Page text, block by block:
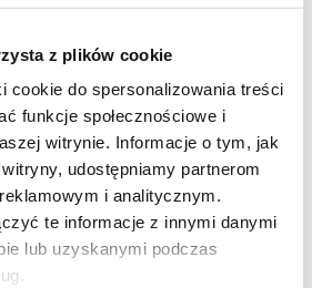
z plików cookie
cookie do spersonalizowania treści
funkcje społecznościowe i
witrynie. Informacje o tym, jak
udostępniamy partnerom
i analitycznym.
te informacje z innymi danymi
lub uzyskanymi podczas
which is covered by delicate Wawel
for You! You will like to fly in the sky with
not contain colours, artificial flavours and
our brands